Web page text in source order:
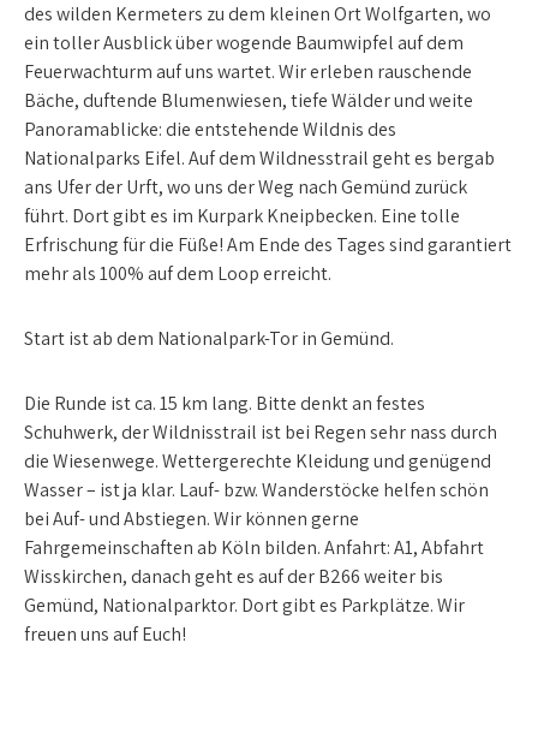
des wilden Kermeters zu dem kleinen Ort Wolfgarten, wo
ein toller Ausblick über wogende Baumwipfel auf dem
Feuerwachturm auf uns wartet. Wir erleben rauschende
Bäche, duftende Blumenwiesen, tiefe Wälder und weite
Panoramablicke: die entstehende Wildnis des
Nationalparks Eifel. Auf dem Wildnesstrail geht es bergab
ans Ufer der Urft, wo uns der Weg nach Gemünd zurück
führt. Dort gibt es im Kurpark Kneipbecken. Eine tolle
Erfrischung für die Füße! Am Ende des Tages sind garantiert
mehr als 100% auf dem Loop erreicht.
Start ist ab dem Nationalpark-Tor in Gemünd.
Die Runde ist ca. 15 km lang. Bitte denkt an festes
Schuhwerk, der Wildnisstrail ist bei Regen sehr nass durch
die Wiesenwege. Wettergerechte Kleidung und genügend
Wasser – ist ja klar. Lauf- bzw. Wanderstöcke helfen schön
bei Auf- und Abstiegen. Wir können gerne
Fahrgemeinschaften ab Köln bilden. Anfahrt: A1, Abfahrt
Wisskirchen, danach geht es auf der B266 weiter bis
Gemünd, Nationalparktor. Dort gibt es Parkplätze. Wir
freuen uns auf Euch!